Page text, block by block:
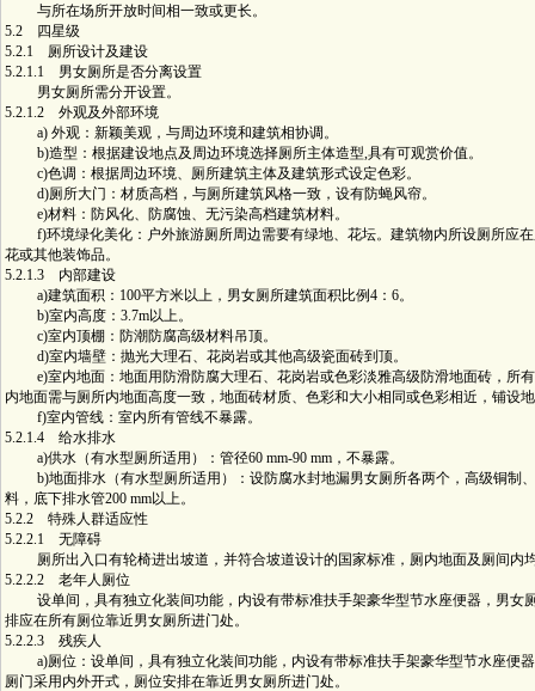
与所在场所开放时间相一致或更长。
5.2 四星级
5.2.1 厕所设计及建设
5.2.1.1 男女厕所是否分离设置
男女厕所需分开设置。
5.2.1.2 外观及外部环境
a) 外观：新颖美观，与周边环境和建筑相协调。
b)造型：根据建设地点及周边环境选择厕所主体造型,具有可观赏价值。
c)色调：根据周边环境、厕所建筑主体及建筑形式设定色彩。
d)厕所大门：材质高档，与厕所建筑风格一致，设有防蝇风帘。
e)材料：防风化、防腐蚀、无污染高档建筑材料。
f)环境绿化美化：户外旅游厕所周边需要有绿地、花坛。建筑物内所设厕所应在
花或其他装饰品。
5.2.1.3 内部建设
a)建筑面积：100平方米以上，男女厕所建筑面积比例4：6。
b)室内高度：3.7m以上。
c)室内顶棚：防潮防腐高级材料吊顶。
d)室内墙壁：抛光大理石、花岗岩或其他高级瓷面砖到顶。
e)室内地面：地面用防滑防腐大理石、花岗岩或色彩淡雅高级防滑地面砖，所
内地面需与厕所内地面高度一致，地面砖材质、色彩和大小相同或色彩相近，铺设
f)室内管线：室内所有管线不暴露。
5.2.1.4 给水排水
a)供水（有水型厕所适用）：管径60 mm-90 mm，不暴露。
b)地面排水（有水型厕所适用）：设防腐水封地漏男女厕所各两个，高级铜制
料，底下排水管200 mm以上。
5.2.2 特殊人群适应性
5.2.2.1 无障碍
厕所出入口有轮椅进出坡道，并符合坡道设计的国家标准，厕内地面及厕间内
5.2.2.2 老年人厕位
设单间，具有独立化装间功能，内设有带标准扶手架豪华型节水座便器，男女
排应在所有厕位靠近男女厕所进门处。
5.2.2.3 残疾人
a)厕位：设单间，具有独立化装间功能，内设有带标准扶手架豪华型节水座便
厕门采用内外开式，厕位安排在靠近男女厕所进门处。